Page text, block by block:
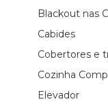
Blackout nas
Cabides
Cobertores e
Cozinha
Elevador